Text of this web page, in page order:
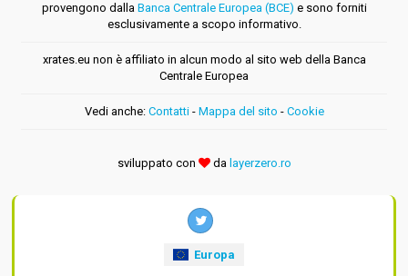
provengono dalla Banca Centrale Europea (BCE) e sono forniti
esclusivamente a scopo informativo.
xrates.eu non è affiliato in alcun modo al sito web della Banca
Centrale Europea
Vedi anche: Contatti- Mappa del sito - Cookie
sviluppato con da layerzero.ro
Europa